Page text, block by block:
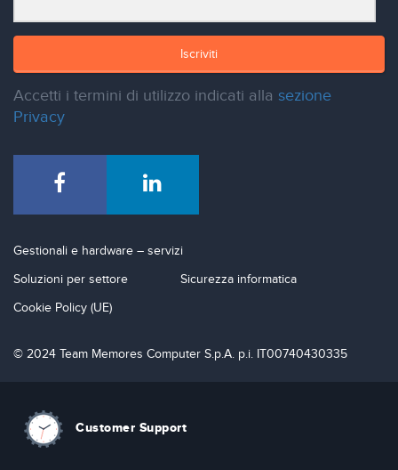
Iscriviti
Accetti i termini di utilizzo indicati alla sezione
Privacy
Gestionali e hardware – servizi
Soluzioni per settore
Sicurezza informatica
Cookie Policy (UE)
© 2024 Team Memores Computer S.p.A. p.i. IT00740430335
Customer Support